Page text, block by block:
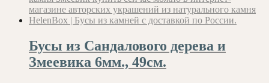
Бусы из Сандалового дерева и
Змеевика 6мм., 49см.